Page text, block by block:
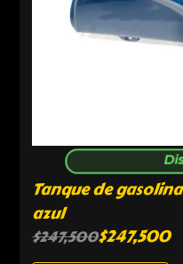
Tanque de gasolina
azul
$247,500$247,500